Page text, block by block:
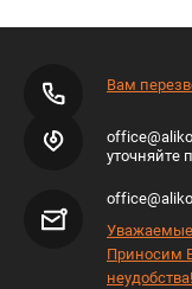
Вам
уточняйте
Уважаемые
Приносим
неудобства!